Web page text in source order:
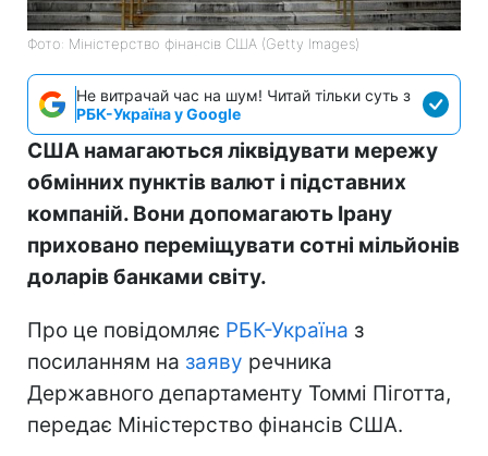
Фото: Міністерство фінансів СШA (Getty Images)
Не витрачай час на шум! Читай тільки суть з
РБК-Україна у Google
США намагаються ліквідувати мережу
обмінних пунктів валют і підставних
компаній. Вони допомагають Ірану
приховано переміщувати сотні мільйонів
доларів банками світу.
Про це повідомляє РБК-Україна з
посиланням на заяву речника
Державного департаменту Томмі Піготта,
передає Міністерство фінансів США.